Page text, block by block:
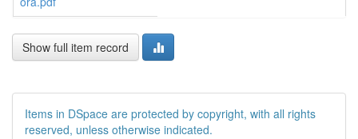
Show full item record
Items in DSpace are protected by copyright, with all rights
reserved, unless otherwise indicated.